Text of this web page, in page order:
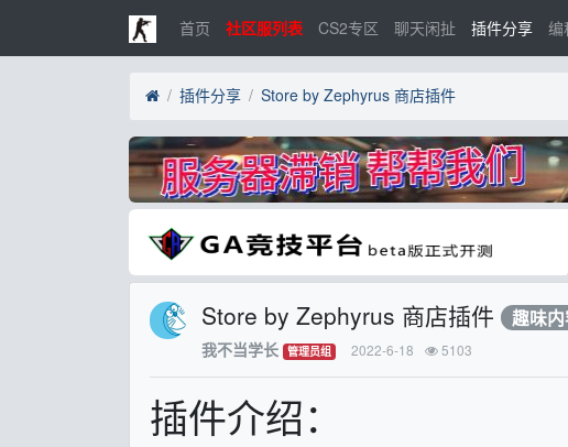
首页 社区服列表 CS2专区 聊天闲扯 插件分享 编
插件分享 Store by Zephyrus 商店插件
Store by Zephyrus 商店插件 趣味
我不当学长 管理员组 2022-6-18 5103
插件介绍：